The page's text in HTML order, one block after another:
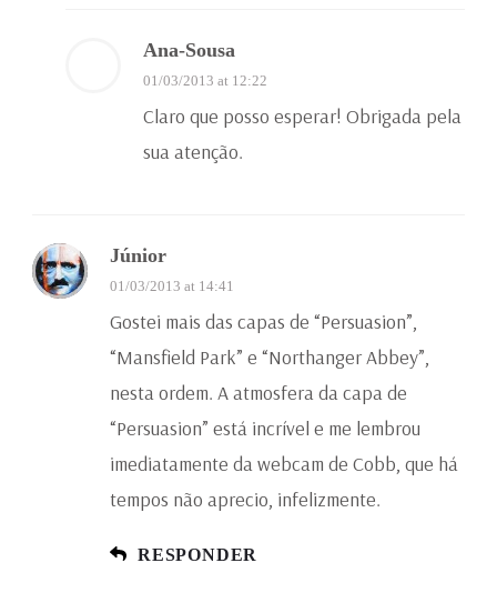
Ana-Sousa
01/03/2013 at 12:22
Claro que posso esperar! Obrigada pela
sua atenção.
Júnior
01/03/2013 at 14:41
Gostei mais das capas de “Persuasion”,
“Mansfield Park” e “Northanger Abbey”,
nesta ordem. A atmosfera da capa de
“Persuasion” está incrível e me lembrou
imediatamente da webcam de Cobb, que há
tempos não aprecio, infelizmente.
RESPONDER